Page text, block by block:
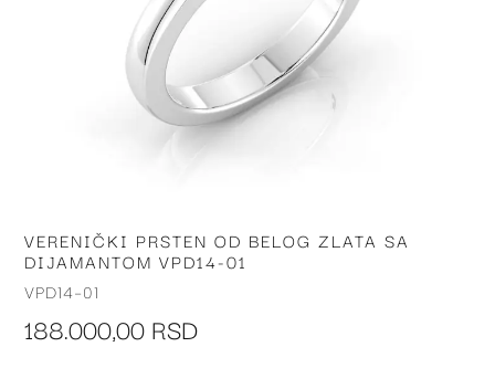
Skip
to
the
of
VERENIČKI PRSTEN OD BELOG ZLATA SA
DIJAMANTOM VPD14-01
VPD14-01
188.000,00 RSD